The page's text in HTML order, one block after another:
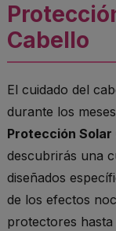
Cabello
El cuidado del
durante los
Protección Solar
descubrirás una
diseñados
de los efectos
protectores hasta